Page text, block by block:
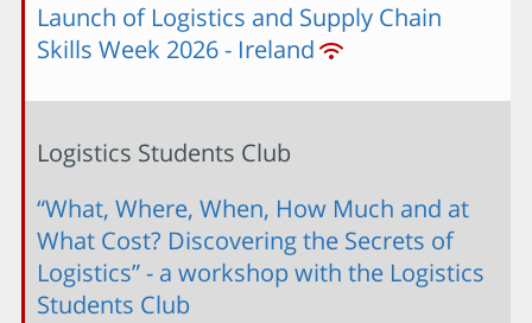
Launch of Logistics and Supply Chain
Skills Week 2026 - Ireland
Logistics Students Club
“What, Where, When, How Much and at
What Cost? Discovering the Secrets of
Logistics” - a workshop with the Logistics
Students Club